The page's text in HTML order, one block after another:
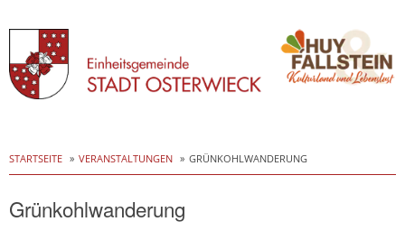
to
content
STARTSEITE VERANSTALTUNGEN GRÜNKOHLWANDERUNG
Grünkohlwanderung